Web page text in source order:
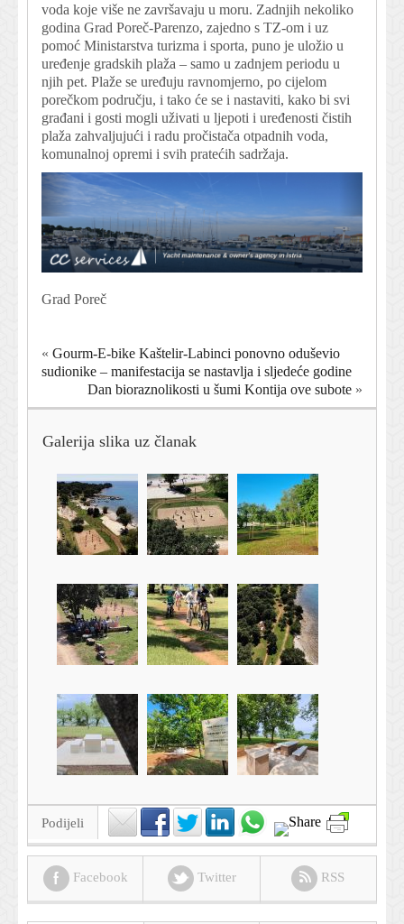
voda koje više ne završavaju u moru. Zadnjih nekoliko
godina Grad Poreč-Parenzo, zajedno s TZ-om i uz
pomoć Ministarstva turizma i sporta, puno je uložio u
uređenje gradskih plaža – samo u zadnjem periodu u
njih pet. Plaže se uređuju ravnomjerno, po cijelom
porečkom području, i tako će se i nastaviti, kako bi svi
građani i gosti mogli uživati u ljepoti i uređenosti čistih
plaža zahvaljujući i radu pročistača otpadnih voda,
komunalnoj opremi i svih pratećih sadržaja.
Grad Poreč
« Gourm-E-bike Kaštelir-Labinci ponovno oduševio
sudionike – manifestacija se nastavlja i sljedeće godine
Dan bioraznolikosti u šumi Kontija ove subote »
Galerija slika uz članak
Podijeli
Facebook Twitter RSS